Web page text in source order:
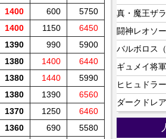
1400 600
5750
1400 1150
6450
1390 990
5900
1380 1400
6440
1380 1440
5990
1380 1390
6560
1370 1250
6460
1360 690
5580
真・魔王ザ
闘神レオソ
バルボロス
ギュメイ将
ヒヒュドラ
ダークドレ